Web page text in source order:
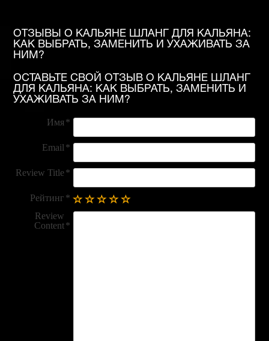
ОТЗЫВЫ О КАЛЬЯНЕ ШЛАНГ ДЛЯ КАЛЬЯНА:
КАК ВЫБРАТЬ, ЗАМЕНИТЬ И УХАЖИВАТЬ ЗА
НИМ?
ОСТАВЬТЕ СВОЙ ОТЗЫВ О КАЛЬЯНЕ ШЛАНГ
ДЛЯ КАЛЬЯНА: КАК ВЫБРАТЬ, ЗАМЕНИТЬ И
УХАЖИВАТЬ ЗА НИМ?
Имя
Email
Review Title
Рейтинг
Review
Content